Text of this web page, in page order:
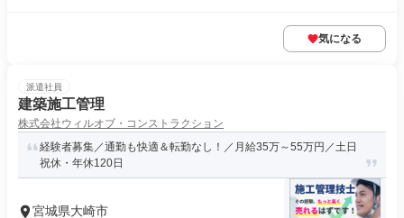
気になる
派遣社員
建築施工管理
株式会社ウィルオブ・コンストラクション
経験者募集／通勤も快適＆転勤なし！／月給35万～55万円／土日
祝休・年休120日
宮城県大崎市